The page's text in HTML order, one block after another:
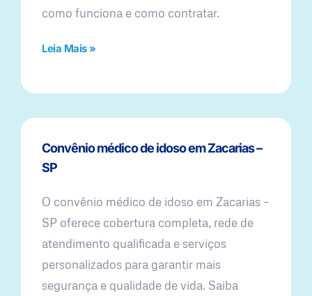
como funciona e como contratar.
Leia Mais »
Convênio médico de idoso em Zacarias –
SP
O convênio médico de idoso em Zacarias –
SP oferece cobertura completa, rede de
atendimento qualificada e serviços
personalizados para garantir mais
segurança e qualidade de vida. Saiba